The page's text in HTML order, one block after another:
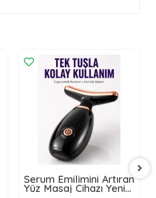
Serum Emilimini Artıran
Yüz Masaj Cihazı Yeni